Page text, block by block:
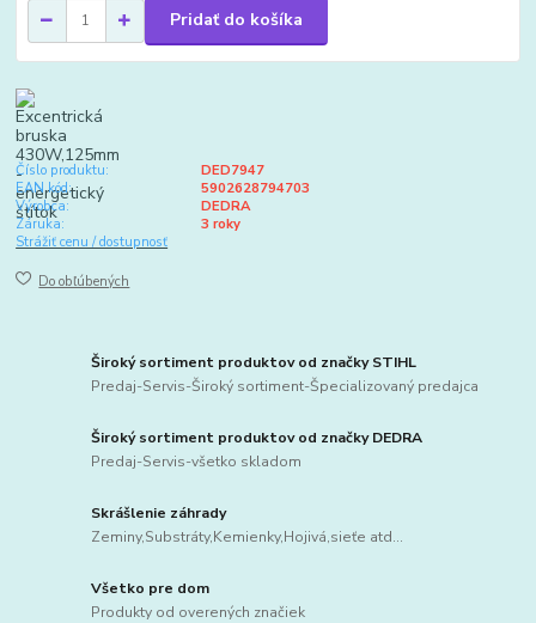
Pridať do košíka
Číslo produktu:
DED7947
EAN kód:
5902628794703
Výrobca:
DEDRA
Záruka:
3 roky
Strážiť cenu / dostupnosť
Do obľúbených
Široký sortiment produktov od značky STIHL
Predaj-Servis-Široký sortiment-Špecializovaný predajca
Široký sortiment produktov od značky DEDRA
Predaj-Servis-všetko skladom
Skrášlenie záhrady
Zeminy,Substráty,Kemienky,Hojivá,sieťe atd...
Všetko pre dom
Produkty od overených značiek